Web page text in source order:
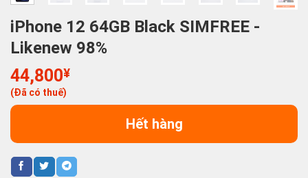
iPhone 12 64GB Black SIMFREE -
Likenew 98%
44,800¥
(Đã có thuế)
Hết hàng